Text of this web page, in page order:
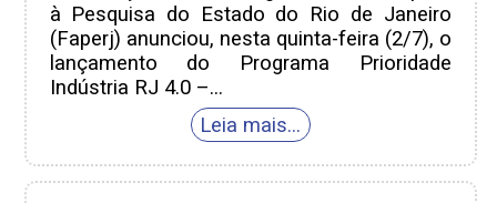
à Pesquisa do Estado do Rio de Janeiro
(Faperj) anunciou, nesta quinta-feira (2/7), o
lançamento do Programa Prioridade
Indústria RJ 4.0 –...